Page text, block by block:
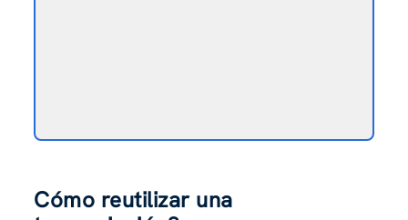
Cómo reutilizar una